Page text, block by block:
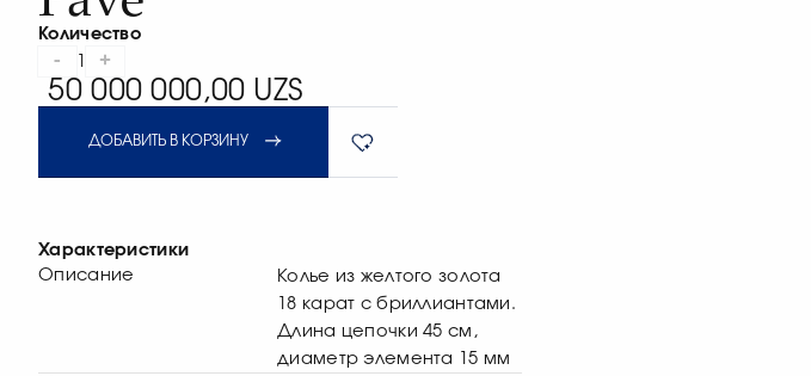
Количество
- +
50 000 000,00 UZS
ДОБАВИТЬ В КОРЗИНУ
Характеристики
Описание
Колье из желтого золота
18 карат с бриллиантами.
Длина цепочки 45 см,
диаметр элемента 15 мм